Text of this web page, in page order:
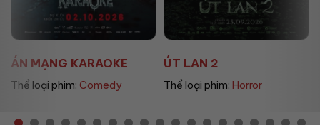
ÁN MẠNG KARAOKE
Thể loại phim: Comedy
ÚT LAN 2
Thể loại phim: Horror